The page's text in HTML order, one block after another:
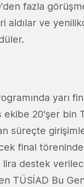
fazla
aldılar ve
yarı
20'şer bin
süreçte
final
destek
TÜSİAD Bu